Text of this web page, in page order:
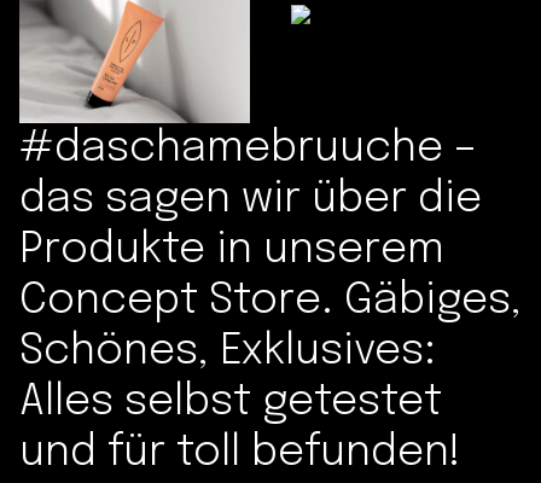
#daschamebruuche –
das sagen wir über die
Produkte in unserem
Concept Store. Gäbiges,
Schönes, Exklusives:
Alles selbst getestet
und für toll befunden!